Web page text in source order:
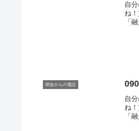
自
ね
「
闇金からの電話
自
ね
「